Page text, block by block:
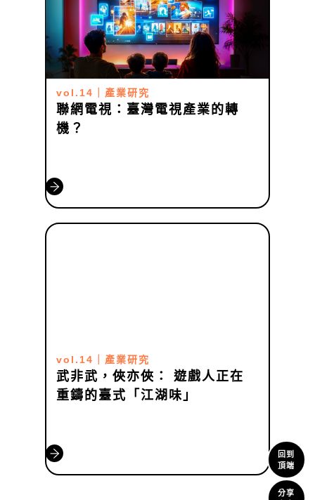
回到
頂端
分享
vol.14 產業研究
聯網電視：臺灣電視產業的轉
機？
vol.14 產業研究
武非武，俠亦俠： 遊戲人正在
重鑄的臺式「江湖味」